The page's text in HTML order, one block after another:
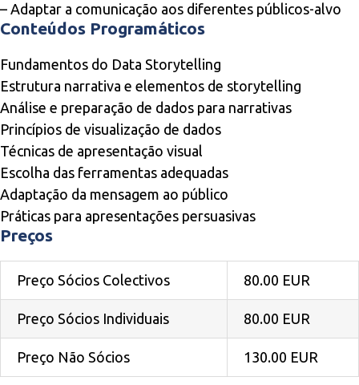
– Adaptar a comunicação aos diferentes públicos-alvo
Conteúdos Programáticos
Fundamentos do Data Storytelling
Estrutura narrativa e elementos de storytelling
Análise e preparação de dados para narrativas
Princípios de visualização de dados
Técnicas de apresentação visual
Escolha das ferramentas adequadas
Adaptação da mensagem ao público
Práticas para apresentações persuasivas
Preços
Preço Sócios Colectivos 80.00 EUR
Preço Sócios Individuais 80.00 EUR
Preço Não Sócios 130.00 EUR